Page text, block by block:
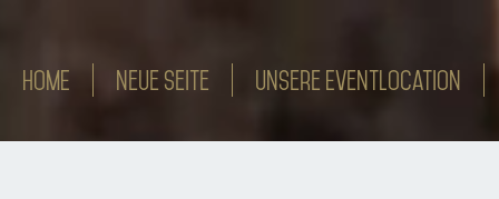
HOME Neue Seite Unsere Eventlocation